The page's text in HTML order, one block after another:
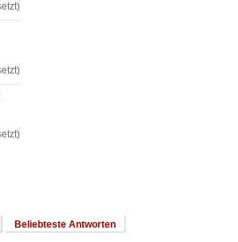
Beliebteste Antworten